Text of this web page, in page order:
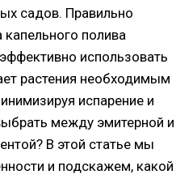
садов. Правильно
полива
использовать
растения необходимым
испарение и
между эмитерной и
В этой статье мы
и подскажем, какой